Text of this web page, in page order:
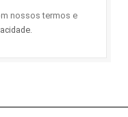
nossos termos e
.